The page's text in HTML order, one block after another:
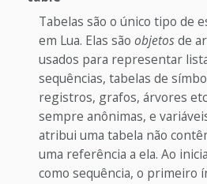
Tabelas são o único tipo de
em Lua. Elas sãoobjetosde
usados para representar
sequências, tabelas de
registros, grafos, árvores
sempre anônimas, e
atribui uma tabela não
uma referência a ela. Ao
como sequência, o primeiro